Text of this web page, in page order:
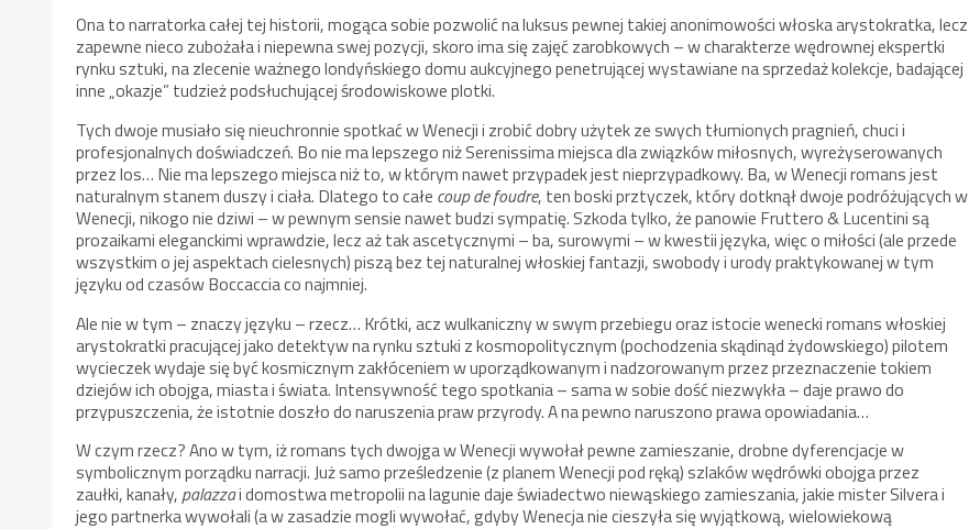
Ona to narratorka całej tej historii, mogąca sobie pozwolić na luksus pewnej takiej anonimowości włoska arystokratka, lecz
zapewne nieco zubożała i niepewna swej pozycji, skoro ima się zajęć zarobkowych – w charakterze wędrownej ekspertki
rynku sztuki, na zlecenie ważnego londyńskiego domu aukcyjnego penetrującej wystawiane na sprzedaż kolekcje, badającej
inne „okazje” tudzież podsłuchującej środowiskowe plotki.
Tych dwoje musiało się nieuchronnie spotkać w Wenecji i zrobić dobry użytek ze swych tłumionych pragnień, chuci i
profesjonalnych doświadczeń. Bo nie ma lepszego niż Serenissima miejsca dla związków miłosnych, wyreżyserowanych
przez los… Nie ma lepszego miejsca niż to, w którym nawet przypadek jest nieprzypadkowy. Ba, w Wenecji romans jest
naturalnym stanem duszy i ciała. Dlatego to całe coup de foudre, ten boski prztyczek, który dotknął dwoje podróżujących w
Wenecji, nikogo nie dziwi – w pewnym sensie nawet budzi sympatię. Szkoda tylko, że panowie Fruttero & Lucentini są
prozaikami eleganckimi wprawdzie, lecz aż tak ascetycznymi – ba, surowymi – w kwestii języka, więc o miłości (ale przede
wszystkim o jej aspektach cielesnych) piszą bez tej naturalnej włoskiej fantazji, swobody i urody praktykowanej w tym
języku od czasów Boccaccia co najmniej.
Ale nie w tym – znaczy języku – rzecz… Krótki, acz wulkaniczny w swym przebiegu oraz istocie wenecki romans włoskiej
arystokratki pracującej jako detektyw na rynku sztuki z kosmopolitycznym (pochodzenia skądinąd żydowskiego) pilotem
wycieczek wydaje się być kosmicznym zakłóceniem w uporządkowanym i nadzorowanym przez przeznaczenie tokiem
dziejów ich obojga, miasta i świata. Intensywność tego spotkania – sama w sobie dość niezwykła – daje prawo do
przypuszczenia, że istotnie doszło do naruszenia praw przyrody. A na pewno naruszono prawa opowiadania…
W czym rzecz? Ano w tym, iż romans tych dwojga w Wenecji wywołał pewne zamieszanie, drobne dyferencjacje w
symbolicznym porządku narracji. Już samo prześledzenie (z planem Wenecji pod ręką) szlaków wędrówki obojga przez
zaułki, kanały,palazzai domostwa metropolii na lagunie daje świadectwo niewąskiego zamieszania, jakie mister Silvera i
jego partnerka wywołali (a w zasadzie mogli wywołać, gdyby Wenecja nie cieszyła się wyjątkową, wielowiekową